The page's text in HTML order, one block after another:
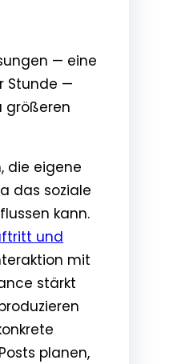
— eine
Stunde —
größeren
die eigene
das soziale
kann.
und
mit
stärkt
planen,